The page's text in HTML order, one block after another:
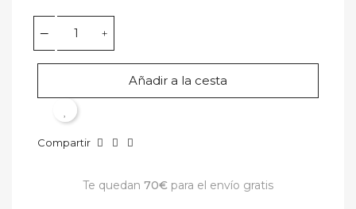
Añadir a la cesta
Compartir
Te quedan 70€ para el envío gratis